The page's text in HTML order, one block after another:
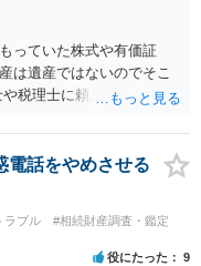
っていた株式や有価証
は遺産ではないのでそこ
税理士に頼んでも守秘義
という手続きを使って銀
動産は、相続登記が済ん
と義父様のつながりがわ
という手続きをすると、
により既に相続登記され
つけて登記名義を調べて
電話をやめさせる
ラブル
#相続財産調査・鑑定
役にたった 9